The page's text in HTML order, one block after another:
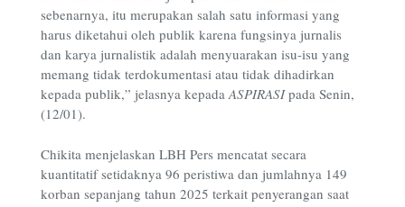
sebenarnya, itu merupakan salah satu informasi yang
harus diketahui oleh publik karena fungsinya jurnalis
dan karya jurnalistik adalah menyuarakan isu-isu yang
memang tidak terdokumentasi atau tidak dihadirkan
kepada publik,” jelasnya kepadaASPIRASIpada Senin,
(12/01).
Chikita menjelaskan LBH Pers mencatat secara
kuantitatif setidaknya 96 peristiwa dan jumlahnya 149
korban sepanjang tahun 2025 terkait penyerangan saat